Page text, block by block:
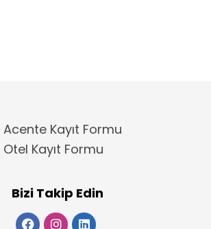
Acente Kayıt Formu
Otel Kayıt Formu
Bizi Takip Edin